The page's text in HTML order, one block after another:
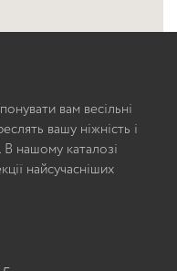
вам весільні
вашу ніжність і
В нашому каталозі
найсучасніших